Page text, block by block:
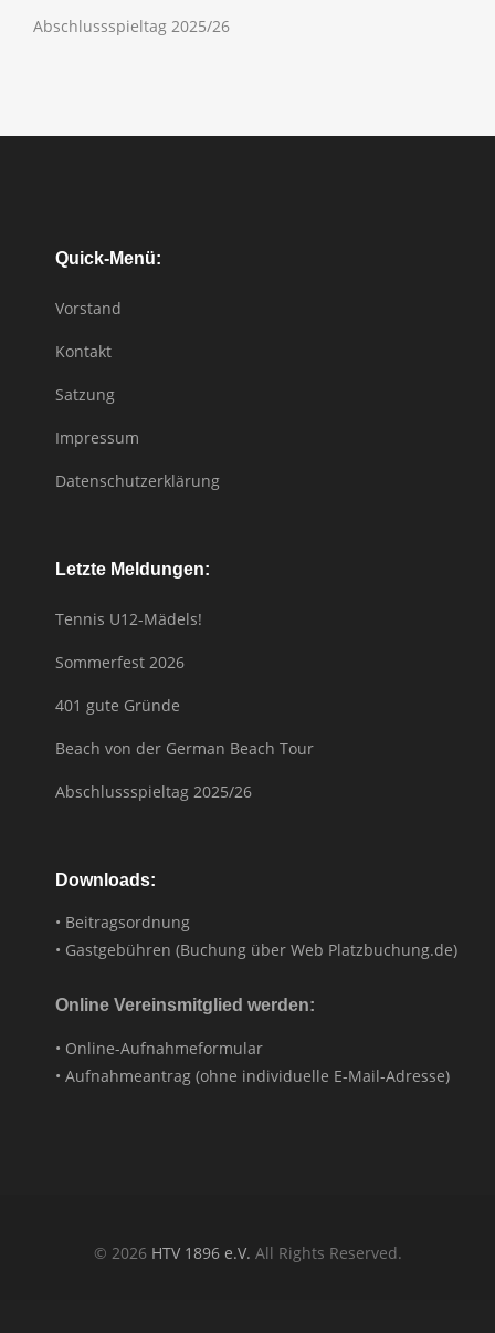
Abschlussspieltag 2025/26
Quick-Menü:
Vorstand
Kontakt
Satzung
Impressum
Datenschutzerklärung
Letzte Meldungen:
Tennis U12-Mädels!
Sommerfest 2026
401 gute Gründe
Beach von der German Beach Tour
Abschlussspieltag 2025/26
Downloads:
• Beitragsordnung
• Gastgebühren (Buchung über Web Platzbuchung.de)
Online Vereinsmitglied werden:
• Online-Aufnahmeformular
• Aufnahmeantrag (ohne individuelle E-Mail-Adresse)
© 2026 HTV 1896 e.V. All Rights Reserved.